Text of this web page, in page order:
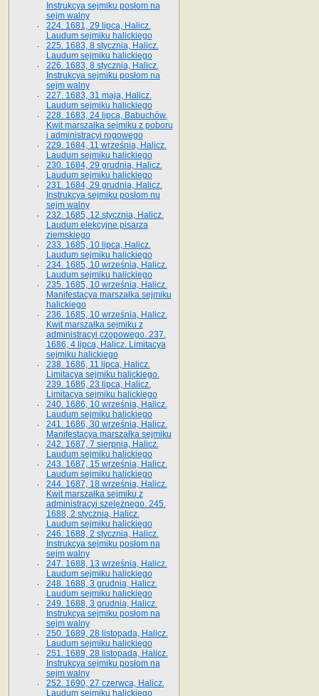
Instrukcya sejmiku posłom na
sejm walny
224. 1681, 29 lipca, Halicz.
Laudum sejmiku halickiego
225. 1683, 8 stycznia, Halicz.
Laudum sejmiku halickiego
226. 1683, 8 stycznia, Halicz.
Instrukcya sejmiku posłom na
sejm walny
227. 1683, 31 maja, Halicz.
Laudum sejmiku halickiego
228. 1683, 24 lipca, Babuchów.
Kwit marszałka sejmiku z poboru
i administracyi rogowego
229. 1684, 11 września, Halicz.
Laudum sejmiku halickiego
230. 1684, 29 grudnia, Halicz.
Laudum sejmiku halickiego
231. 1684, 29 grudnia, Halicz.
Instrukcya sejmiku posłom nu
sejm walny
232. 1685, 12 stycznia, Halicz.
Laudum elekcyjne pisarza
ziemskiego
233. 1685, 10 lipca, Halicz.
Laudum sejmiku halickiego
234. 1685, 10 września, Halicz.
Laudum sejmiku halickiego
235. 1685, 10 września, Halicz.
Manifestacya marszałka sejmiku
halickiego
236. 1685, 10 września, Halicz.
Kwit marszałka sejmiku z
administracyi czopowego. 237.
1686, 4 lipca, Halicz. Limitacya
sejmiku halickiego
238. 1686, 11 lipca, Halicz.
Limitacya sejmiku halickiego.
239. 1686, 23 lipca, Halicz.
Limitacya sejmiku halickiego
240. 1686, 10 września, Halicz.
Laudum sejmiku halickiego
241. 1686, 30 września, Halicz.
Manifestacya marszałka sejmiku
242. 1687, 7 sierpnia, Halicz.
Laudum sejmiku halickiego
243. 1687, 15 września, Halicz.
Laudum sejmiku halickiego
244. 1687, 18 września, Halicz.
Kwit marszałka sejmiku z
administracyi szelężnego. 245.
1688, 2 stycznia, Halicz.
Laudum sejmiku halickiego
246. 1688, 2 stycznia, Halicz.
Instrukcya sejmiku posłom na
sejm walny
247. 1688, 13 września, Halicz.
Laudum sejmiku halickiego
248. 1688, 3 grudnia, Halicz.
Laudum sejmiku halickiego
249. 1688, 3 grudnia, Halicz.
Instrukcya sejmiku posłom na
sejm walny
250. 1689, 28 listopada, Halicz.
Laudum sejmiku halickiego
251. 1689, 28 listopada, Halicz.
Instrukcya sejmiku posłom na
sejm walny
252. 1690, 27 czerwca, Halicz.
Laudum sejmiku halickiego